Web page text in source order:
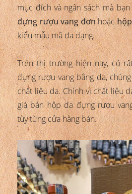
mục đích và ngân sách mà
đựng rượu vang đơnhoặc
kiểu mẫu mã đa dạng.
Trên thị trường hiện nay, có
đựng rượu vang bằng da,
chất liệu da. Chính vì chất liệu
giá bán hộp da đựng rượu
tùy từng cửa hàng bán.